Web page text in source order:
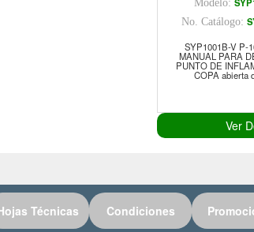
Modelo:
No. Catálogo:
SYP1001B-V P-
MANUAL PARA
PUNTO DE
COPA abierta
Ver
Técnicas Condiciones